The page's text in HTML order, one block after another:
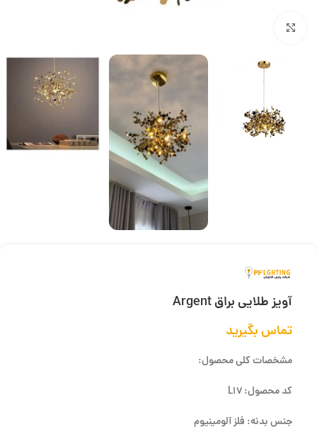
آویز طلایی براق Argent
تماس بگیرید
مشخصات کلی محصول:
کد محصول: L17
جنس بدنه: فلز آلومینیوم